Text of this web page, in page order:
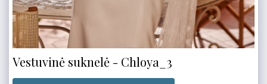
Vestuvinė suknelė - Chloya_3